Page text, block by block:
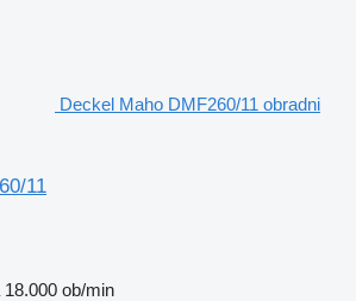
Deckel Maho DMF260/11 obradni
11
18.000 ob/min